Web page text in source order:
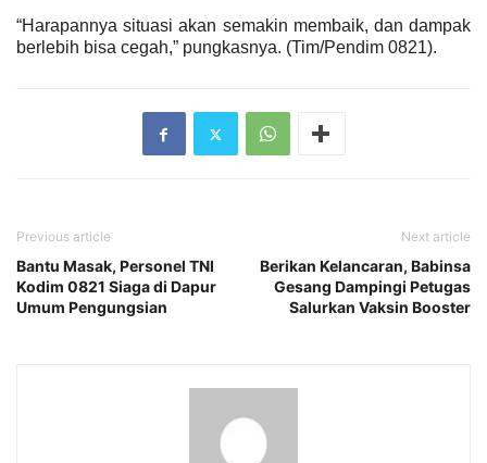
“Harapannya situasi akan semakin membaik, dan dampak
berlebih bisa cegah,” pungkasnya. (Tim/Pendim 0821).
Previous article
Bantu Masak, Personel TNI
Kodim 0821 Siaga di Dapur
Umum Pengungsian
Next article
Berikan Kelancaran, Babinsa
Gesang Dampingi Petugas
Salurkan Vaksin Booster